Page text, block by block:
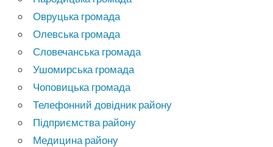
Овруцька громада
Олевська громада
Словечанська громада
Ушомирська громада
Чоповицька громада
Телефонний довідник району
Підприємства району
Медицина району